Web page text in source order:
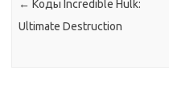
← Коды Incredible Hulk:
Ultimate Destruction